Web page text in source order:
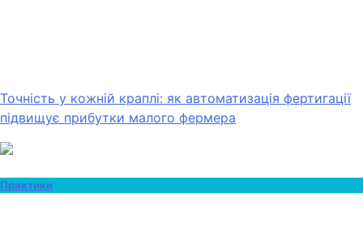
Точність у кожній краплі: як автоматизація фертигації
підвищує прибутки малого фермера
Практики